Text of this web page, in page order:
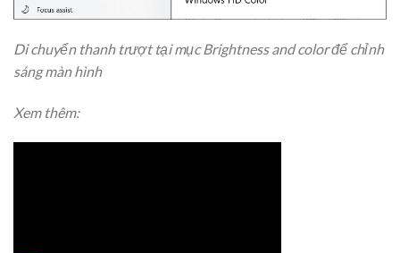
Di chuyển thanh trượt tại mục Brightness and color để chỉnh
sáng màn hình
Xem thêm: